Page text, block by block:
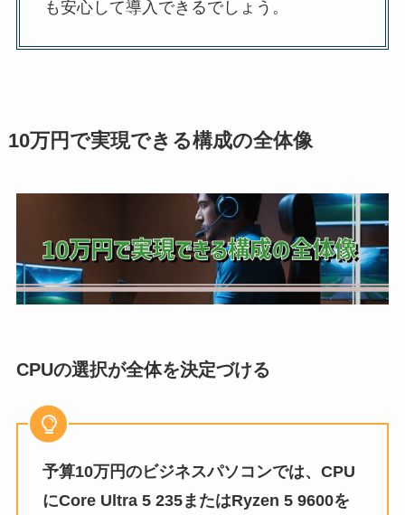
も安心して導入できるでしょう。
10万円で実現できる構成の全体像
CPUの選択が全体を決定づける
予算10万円のビジネスパソコンでは、CPU
にCore Ultra 5 235またはRyzen 5 9600を